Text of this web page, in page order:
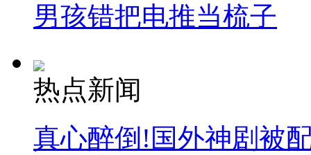
男孩错把电推当梳子
热点新闻
真心醉倒!国外神剧被